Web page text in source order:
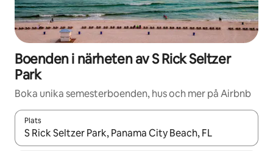
Boenden i närheten av S Rick Seltzer
Park
Boka unika semesterboenden, hus och mer på Airbnb
Plats
När resultaten är tillgängliga kan du navigera med upp- och